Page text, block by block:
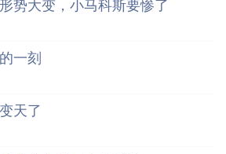
势大变，小马科斯要惨了
一刻
天了